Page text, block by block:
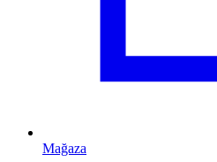
Mağaza